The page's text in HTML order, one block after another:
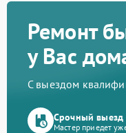
Ремонт
у Вас
С выездом
Срочный выезд
Мастер приедет